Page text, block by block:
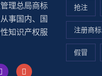
理总局商标
事国内、国
知识产权服
抢注
注册商标
假冒